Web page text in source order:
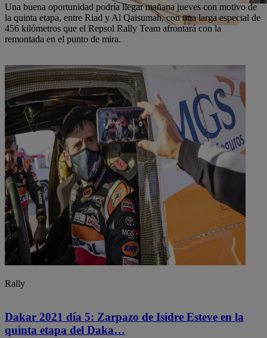
Una buena oportunidad podría llegar mañana jueves con motivo de
la quinta etapa, entre Riad y Al Qaisumah, con una larga especial de
456 kilómetros que el Repsol Rally Team afrontará con la
remontada en el punto de mira.
Rally
Dakar 2021 día 5: Zarpazo de Isidre Esteve en la
quinta etapa del Daka…